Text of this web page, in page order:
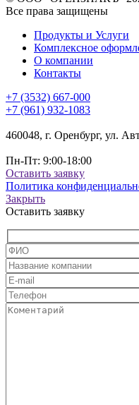
Все права защищены
Продукты и Услуги
Комплексное
О компании
Контакты
+7 (3532) 667-000
+7 (961) 932-1083
460048, г. Оренбург, ул.
Пн-Пт: 9:00-18:00
Оставить заявку
Политика
Закрыть
Оставить заявку